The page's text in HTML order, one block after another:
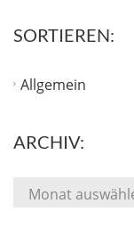
SORTIEREN:
Allgemein
ARCHIV: